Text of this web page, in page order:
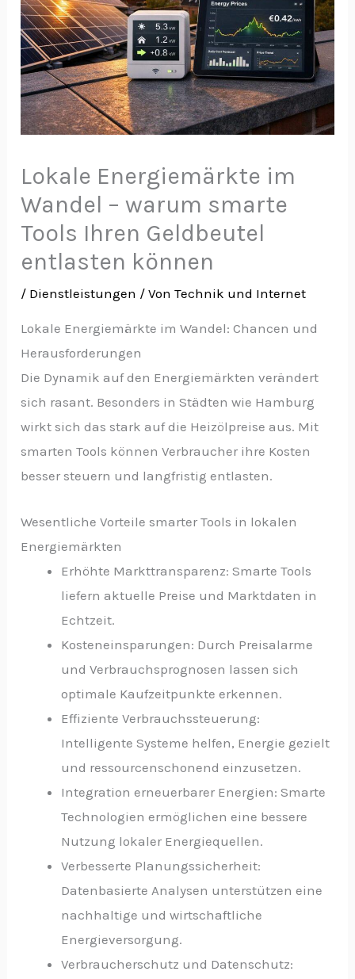
Lokale Energiemärkte im
Wandel – warum smarte
Tools Ihren Geldbeutel
entlasten können
/ Dienstleistungen / VonTechnik und Internet
Lokale Energiemärkte im Wandel: Chancen und
Herausforderungen
Die Dynamik auf den Energiemärkten verändert
sich rasant. Besonders in Städten wie Hamburg
wirkt sich das stark auf die Heizölpreise aus. Mit
smarten Tools können Verbraucher ihre Kosten
besser steuern und langfristig entlasten.
Wesentliche Vorteile smarter Tools in lokalen
Energiemärkten
Erhöhte Markttransparenz: Smarte Tools
liefern aktuelle Preise und Marktdaten in
Echtzeit.
Kosteneinsparungen: Durch Preisalarme
und Verbrauchsprognosen lassen sich
optimale Kaufzeitpunkte erkennen.
Effiziente Verbrauchssteuerung:
Intelligente Systeme helfen, Energie gezielt
und ressourcenschonend einzusetzen.
Integration erneuerbarer Energien: Smarte
Technologien ermöglichen eine bessere
Nutzung lokaler Energiequellen.
Verbesserte Planungssicherheit:
Datenbasierte Analysen unterstützen eine
nachhaltige und wirtschaftliche
Energieversorgung.
Verbraucherschutz und Datenschutz: